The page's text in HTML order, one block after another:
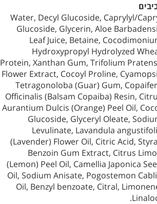
Water, Decyl Glucoside, Caprylyl/
Glucoside, Glycerin, Aloe
Leaf Juice, Betaine,
Hydroxypropyl Hydrolyzed
Protein, Xanthan Gum, Trifolium
Flower Extract, Cocoyl Proline,
Tetragonoloba (Guar) Gum,
Officinalis (Balsam Copaiba) Resin,
Aurantium Dulcis (Orange) Peel Oil,
Glucoside, Glyceryl Oleate,
Levulinate, Lavandula
(Lavender) Flower Oil, Citric Acid,
Benzoin Gum Extract, Citrus
(Lemon) Peel Oil, Camellia Japonica
Oil, Sodium Anisate, Pogostemon
Oil, Benzyl benzoate, Citral,